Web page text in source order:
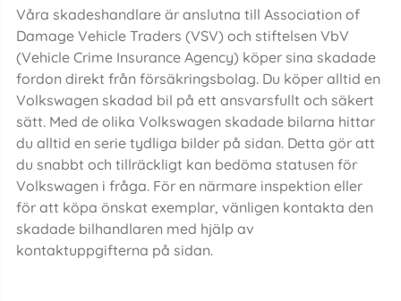
Våra skadeshandlare är anslutna till Association of
Damage Vehicle Traders (VSV) och stiftelsen VbV
(Vehicle Crime Insurance Agency) köper sina skadade
fordon direkt från försäkringsbolag. Du köper alltid en
Volkswagen skadad bil på ett ansvarsfullt och säkert
sätt. Med de olika Volkswagen skadade bilarna hittar
du alltid en serie tydliga bilder på sidan. Detta gör att
du snabbt och tillräckligt kan bedöma statusen för
Volkswagen i fråga. För en närmare inspektion eller
för att köpa önskat exemplar, vänligen kontakta den
skadade bilhandlaren med hjälp av
kontaktuppgifterna på sidan.